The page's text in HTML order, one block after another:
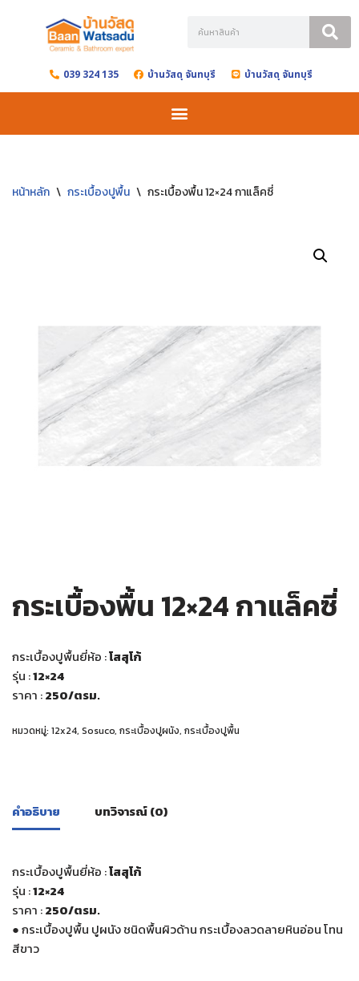
content 039 324 135 บ้านวัสดุ จันทบุรี บ้านวัสดุ จันทบุรี
หน้าหลัก \ กระเบื้องปูพื้น \ กระเบื้องพื้น 12×24 กาแล็คซี่
กระเบื้องพื้น 12×24 กาแล็คซี่
กระเบื้องปูพื้นยี่ห้อ :โสสุโก้
รุ่น :12×24
ราคา :250/ตรม.
หมวดหมู่: 12x24, Sosuco, กระเบื้องปูผนัง, กระเบื้องปูพื้น
คำอธิบาย บทวิจารณ์ (0)
กระเบื้องปูพื้นยี่ห้อ :โสสุโก้
รุ่น :12×24
ราคา :250/ตรม.
●กระเบื้องปูพื้น ปูผนัง ชนิดพื้นผิวด้าน กระเบื้องลวดลายหินอ่อน โทน
สีขาว